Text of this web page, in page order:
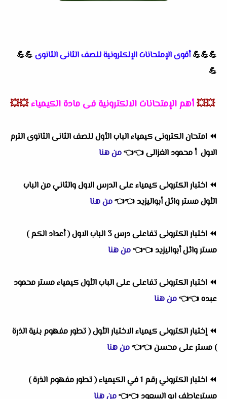
💪💪💪أقوى الإمتحانات الإلكترونية للصف الثانى الثانوى 💪💪
💪
💥💥أهم الإمتحانات الالكترونية فى مادة الكيمياء💥💥
⏪ امتحان الكترونى كيمياء الباب الأول للصف الثانى الثانوى الترم
الاول أ محمود الغزالى👈
👈من هنا
⏪ اختبار الكترونى كيمياء على الدرس الاول والثاني من الباب
الأول مستر وائل أبواليزيد 👈
👈من هنا
⏪
اختبار الكترونى تفاعلى درس 3 الباب الاول ( أعداد الكم )
مستر وائل أبواليزيد 👈
👈من هنا
⏪ اختبار الكترونى تفاعلى على الباب الأول كيمياء مستر محمود
عبده👈
👈من هنا
⏪إختبار الكترونى كيمياء الاختبار الأول ( تطور مفهوم بنية الذرة
) مستر على محسن👈
👈من هنا
⏪
اختبار الكتروني رقم 1 في الكيمياء ( تطور مفهوم الذرة )